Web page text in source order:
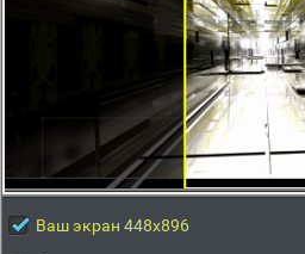
Ваш экран 448x896